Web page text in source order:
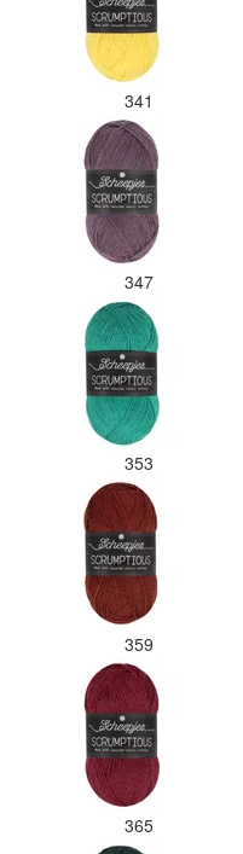
341
347
353
359
365